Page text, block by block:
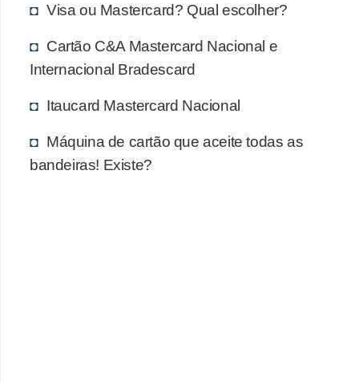
Visa ou Mastercard? Qual escolher?
Cartão C&A Mastercard Nacional e
Internacional Bradescard
Itaucard Mastercard Nacional
Máquina de cartão que aceite todas as
bandeiras! Existe?